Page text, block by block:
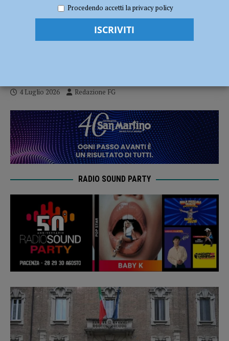
Piacenza: “Un potenziamento significativo”
Sedici nuovi carabinieri per la provincia di
4 Luglio 2026 Redazione FG
RADIO SOUND PARTY
Procedendo accetti la privacy policy